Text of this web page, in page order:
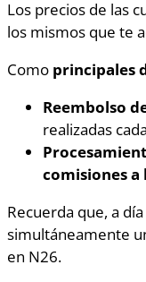
Los precios de las
los mismos que te
Como principales
Reembolso
realizadas
comisiones a
Recuerda que, a
simultáneamente
en N26.